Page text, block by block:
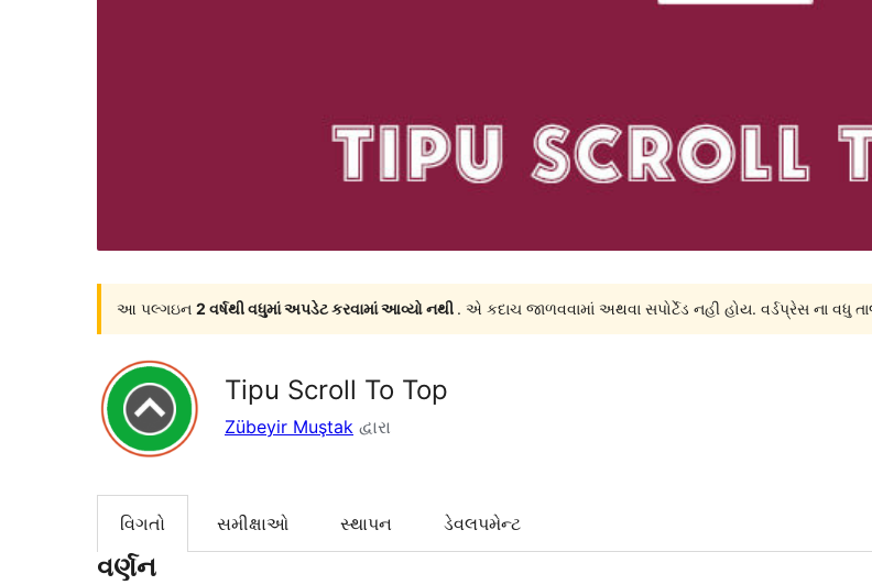
આ પલ્ગઇન 2 વર્ષથી વધુમાં અપડેટ કરવામાં આવ્યો નથી . એ કદાચ જાળવવામાં અથવા સપોર્ટેડ નહી હોય. વર્ડપ્રેસ ના
Tipu Scroll To Top
Zübeyir Muştak દ્વારા
વિગતો સમીક્ષાઓ સ્થાપન ડેવલપમેન્ટ
વર્ણન